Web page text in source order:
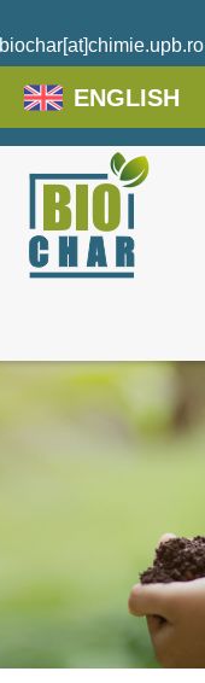
biochar[at]chimie.upb.ro
ENGLISH